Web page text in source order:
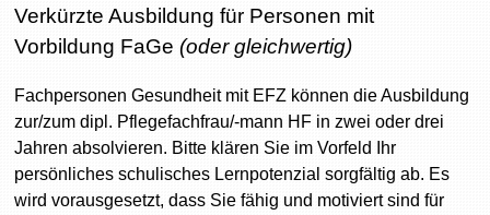
Verkürzte Ausbildung für Personen mit
Vorbildung FaGe(oder gleichwertig)
Fachpersonen Gesundheit mit EFZ können die Ausbildung
zur/zum dipl. Pflegefachfrau/-mann HF in zwei oder drei
Jahren absolvieren. Bitte klären Sie im Vorfeld Ihr
persönliches schulisches Lernpotenzial sorgfältig ab. Es
wird vorausgesetzt, dass Sie fähig und motiviert sind für